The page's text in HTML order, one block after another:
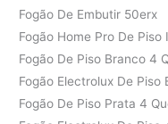
Fogão De Embutir 50erx
Fogão Home Pro De
Fogão De Piso Branco 4
Fogão Electrolux De
Fogão De Piso Prata 4